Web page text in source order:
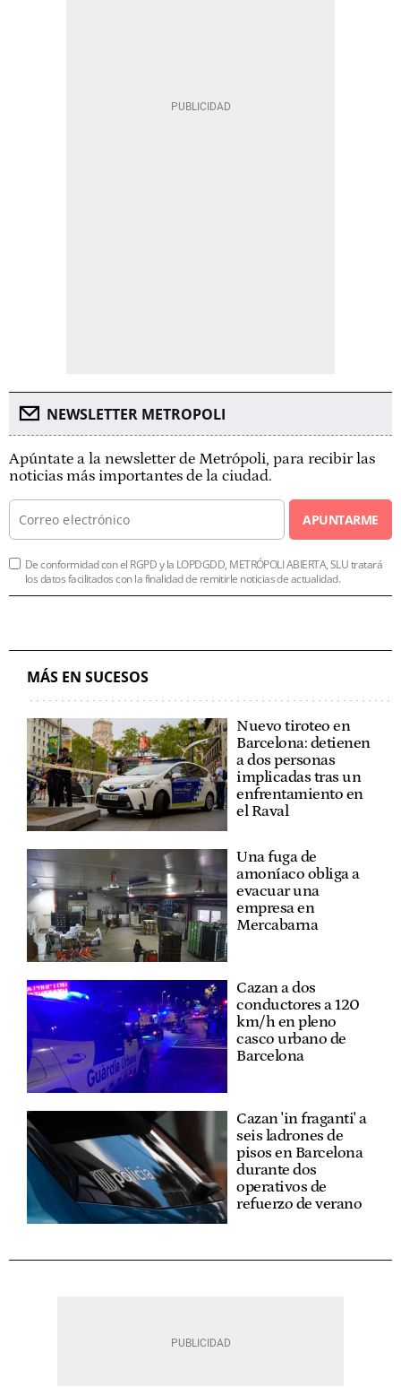
NEWSLETTER METROPOLI
Apúntate a la newsletter de Metrópoli, para recibir las
noticias más importantes de la ciudad.
APUNTARME
De conformidad con el RGPD y la LOPDGDD, METRÓPOLI ABIERTA, SLU tratará
los datos facilitados con la finalidad de remitirle noticias de actualidad.
MÁS EN SUCESOS
Nuevo tiroteo en
Barcelona: detienen
a dos personas
implicadas tras un
enfrentamiento en
el Raval
Una fuga de
amoníaco obliga a
evacuar una
empresa en
Mercabarna
Cazan a dos
conductores a 120
km/h en pleno
casco urbano de
Barcelona
Cazan 'in fraganti' a
seis ladrones de
pisos en Barcelona
durante dos
operativos de
refuerzo de verano